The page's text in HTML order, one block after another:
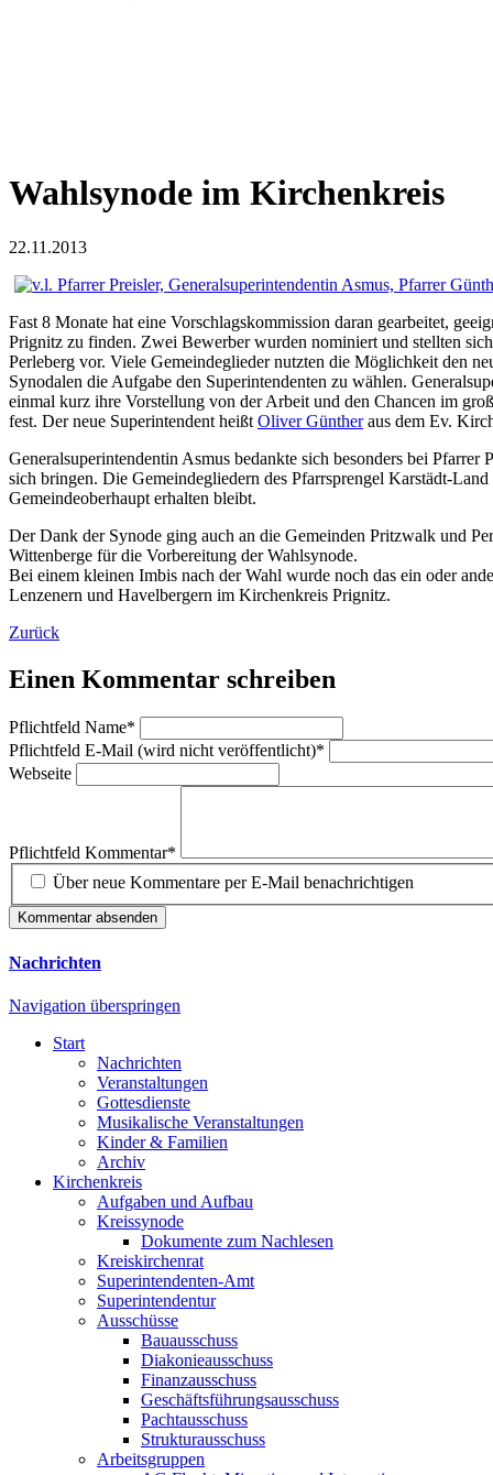
Wahlsynode im Kirchenkreis
22.11.2013
Fast 8 Monate hat eine Vorschlagskommission daran gearbeitet,
Prignitz zu finden. Zwei Bewerber wurden nominiert und stellten
Perleberg vor. Viele Gemeindeglieder nutzten die Möglichkeit den
Synodalen die Aufgabe den Superintendenten zu wählen.
einmal kurz ihre Vorstellung von der Arbeit und den Chancen im
fest. Der neue Superintendent heißt Oliver Güntheraus dem Ev.
Generalsuperintendentin Asmus bedankte sich besonders bei
sich bringen. Die Gemeindegliedern des Pfarrsprengel Karstädt-
Gemeindeoberhaupt erhalten bleibt.
Der Dank der Synode ging auch an die Gemeinden Pritzwalk und
Wittenberge für die Vorbereitung der Wahlsynode.
Bei einem kleinen Imbis nach der Wahl wurde noch das ein oder
Lenzenern und Havelbergern im Kirchenkreis Prignitz.
Zurück
Einen Kommentar schreiben
Pflichtfeld Name*
Pflichtfeld E-Mail (wird nicht veröffentlicht)*
Webseite
Pflichtfeld Kommentar*
Über neue Kommentare per E-Mail benachrichtigen
Kommentar absenden
Nachrichten
Navigation überspringen
Start
Nachrichten
Veranstaltungen
Gottesdienste
Musikalische Veranstaltungen
Kinder & Familien
Archiv
Kirchenkreis
Aufgaben und Aufbau
Kreissynode
Dokumente zum Nachlesen
Kreiskirchenrat
Superintendenten-Amt
Superintendentur
Ausschüsse
Bauausschuss
Diakonieausschuss
Finanzausschuss
Geschäftsführungsausschuss
Pachtausschuss
Strukturausschuss
Arbeitsgruppen